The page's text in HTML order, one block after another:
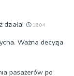
16:04
Ważna decyzja
pasażerów po